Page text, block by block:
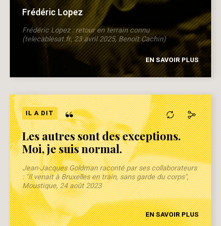
Frédéric Lopez
Frédéric Lopez : retour en terrain connu
(telecablesat.fr, 23 avril 2025, Benoît Cachin)
EN SAVOIR PLUS
IL A DIT “
Les autres sont des exceptions.
Moi, je suis normal.
Jean-Jacques Goldman raconté par ses collaborateurs
: "Il venait à Bruxelles en train, sans garde du corps",
Moustique, 24 août 2023
EN SAVOIR PLUS